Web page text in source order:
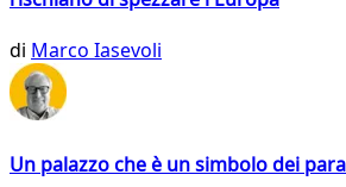
di Marco Iasevoli
Un palazzo che è un simbolo dei